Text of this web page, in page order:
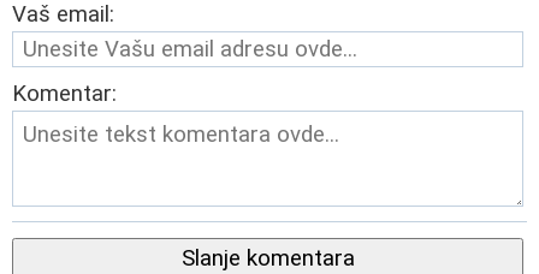
Vaš email:
Komentar:
Slanje komentara